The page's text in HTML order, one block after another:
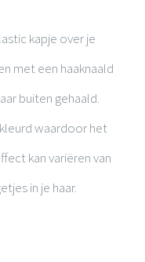
kapje over je
met een haaknaald
buiten gehaald.
waardoor het
kan variëren van
in je haar.